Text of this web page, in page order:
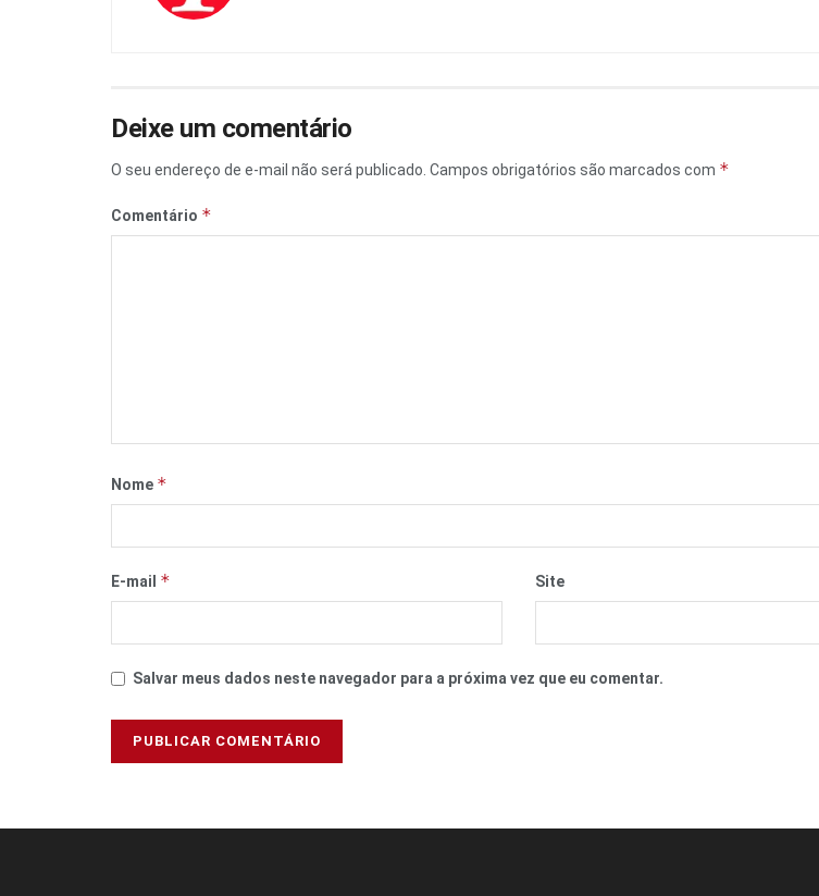
Deixe um comentário
O seu endereço de e-mail não será publicado. Campos obrigatórios são marcados com *
Comentário *
Nome *
E-mail * Site
Salvar meus dados neste navegador para a próxima vez que eu comentar.